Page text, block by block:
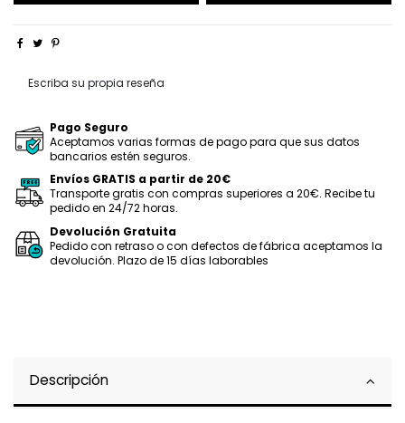
Escriba su propia reseña
Pago Seguro
Aceptamos varias formas de pago para que sus datos
bancarios estén seguros.
Envíos GRATIS a partir de 20€
Transporte gratis con compras superiores a 20€. Recibe tu
pedido en 24/72 horas.
Devolución Gratuita
Pedido con retraso o con defectos de fábrica aceptamos la
devolución. Plazo de 15 días laborables
Descripción